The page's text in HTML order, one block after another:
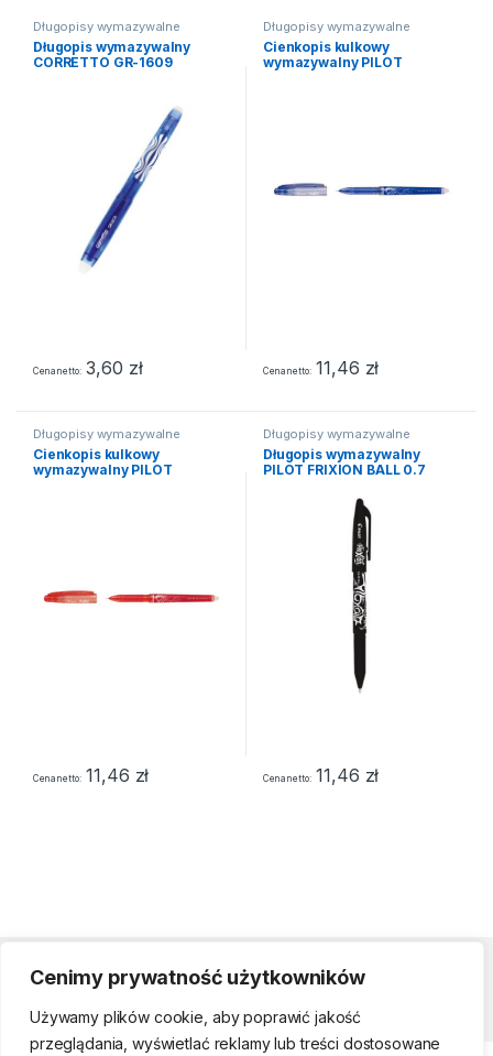
Cenimy prywatność użytkowników
Używamy plików cookie, aby poprawić jakość
przeglądania, wyświetlać reklamy lub treści dostosowane
Długopisy wymazywalne
Długopis wymazywalny
CORRETTO GR-1609
Cena netto 3,60 zł
Długopisy wymazywalne
Cienkopis kulkowy
wymazywalny PILOT
Cena netto 11,46 zł
Długopisy wymazywalne
Cienkopis kulkowy
wymazywalny PILOT
Cena netto 11,46 zł
Długopisy wymazywalne
Długopis wymazywalny
PILOT FRIXION BALL 0.7
Cena netto 11,46 zł
Strefa klienta